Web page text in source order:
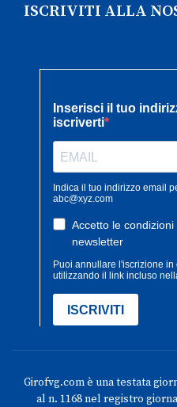
ISCRIVITI ALLA
Girofvg.com è una testata
al n. 1168 nel registro